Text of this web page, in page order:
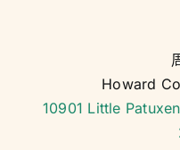
校历
Howard
10901 Little